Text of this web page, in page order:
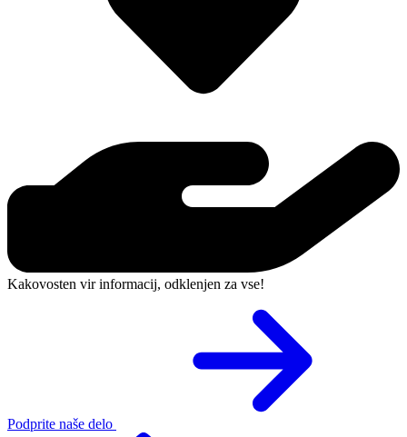
Kakovosten vir informacij, odklenjen za vse!
Podprite naše delo